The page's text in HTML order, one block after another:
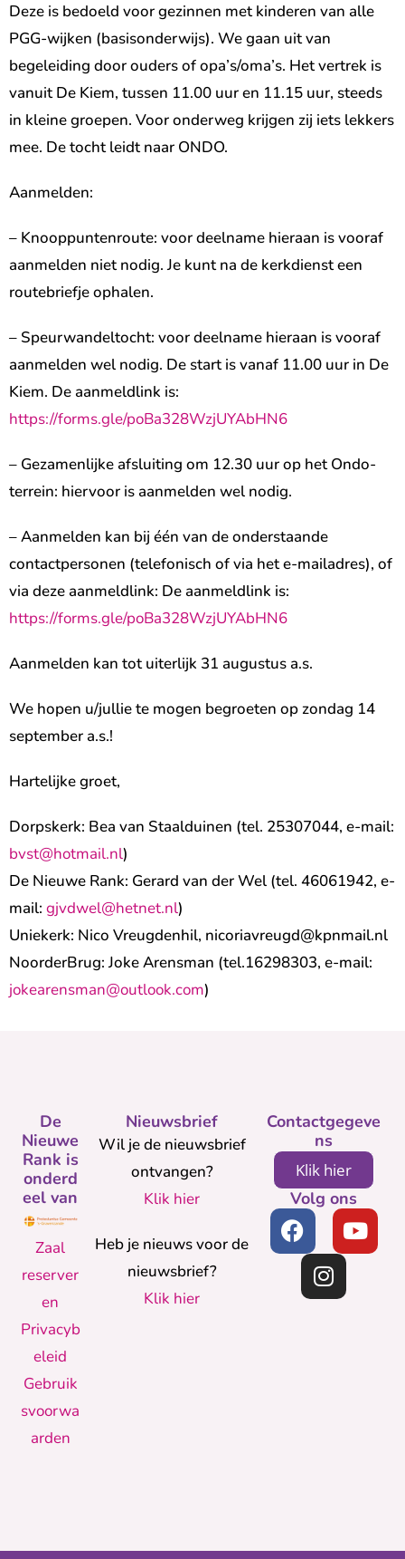
Deze is bedoeld voor gezinnen met kinderen van alle
PGG-wijken (basisonderwijs). We gaan uit van
begeleiding door ouders of opa’s/oma’s. Het vertrek is
vanuit De Kiem, tussen 11.00 uur en 11.15 uur, steeds
in kleine groepen. Voor onderweg krijgen zij iets lekkers
mee. De tocht leidt naar ONDO.
Aanmelden:
– Knooppuntenroute: voor deelname hieraan is vooraf
aanmelden niet nodig. Je kunt na de kerkdienst een
routebriefje ophalen.
– Speurwandeltocht: voor deelname hieraan is vooraf
aanmelden wel nodig. De start is vanaf 11.00 uur in De
Kiem. De aanmeldlink is:
https://forms.gle/poBa328WzjUYAbHN6
– Gezamenlijke afsluiting om 12.30 uur op het Ondo-
terrein: hiervoor is aanmelden wel nodig.
– Aanmelden kan bij één van de onderstaande
contactpersonen (telefonisch of via het e-mailadres), of
via deze aanmeldlink: De aanmeldlink is:
https://forms.gle/poBa328WzjUYAbHN6
Aanmelden kan tot uiterlijk 31 augustus a.s.
We hopen u/jullie te mogen begroeten op zondag 14
september a.s.!
Hartelijke groet,
Dorpskerk: Bea van Staalduinen (tel. 25307044, e-mail:
bvst@hotmail.nl)
De Nieuwe Rank: Gerard van der Wel (tel. 46061942, e-
mail: gjvdwel@hetnet.nl)
Uniekerk: Nico Vreugdenhil, nicoriavreugd@kpnmail.nl
NoorderBrug: Joke Arensman (tel.16298303, e-mail:
jokearensman@outlook.com)
Nieuwsbrief
Wil je de nieuwsbrief
ontvangen?
Klik hier
Heb je nieuws voor de
nieuwsbrief?
Klik hier
De
Nieuwe
Rank is
onderd
eel van
Zaal
reserver
en
Privacyb
eleid
Gebruik
svoorwa
arden
Contactgegeve
ns
Klik hier
Volg ons